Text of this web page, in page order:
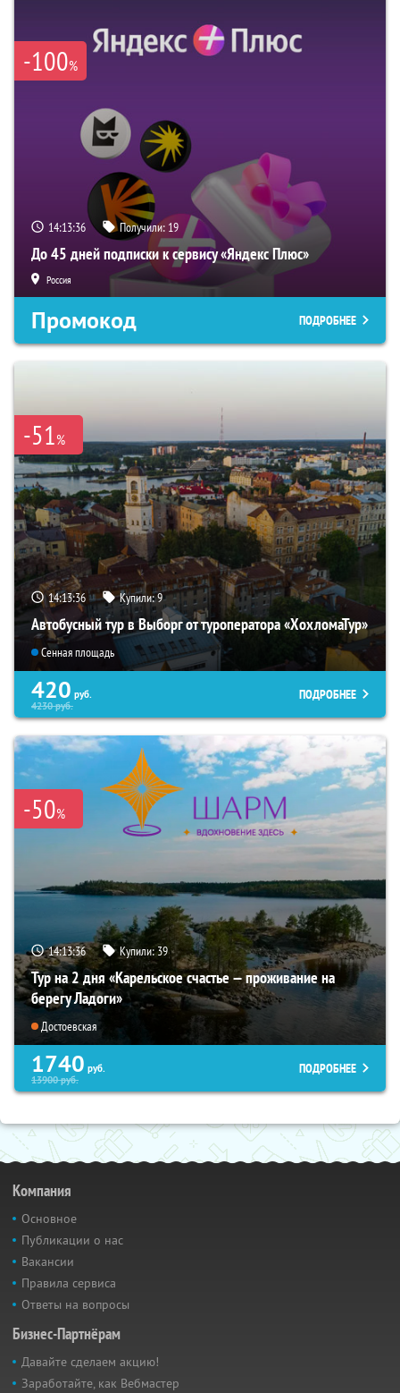
-100%
14:13:35 Получили: 19
До 45 дней подписки к сервису «Яндекс Плюс»
Россия
Промокод ПОДРОБНЕЕ
-51%
14:13:35 Купили:9
Автобусный тур в Выборг от туроператора «ХохломаТур»
Сенная площадь
420 руб.
4230руб.
ПОДРОБНЕЕ
-50%
14:13:35 Купили:39
Тур на 2 дня «Карельское счастье — проживание на
берегу Ладоги»
Достоевская
1740 руб.
13900руб.
ПОДРОБНЕЕ
Компания
Основное
Публикации о нас
Вакансии
Правила сервиса
Ответы на вопросы
Бизнес-Партнёрам
Давайте сделаем акцию!
Заработайте, как Вебмастер